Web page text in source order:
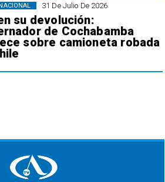
31 De Julio De 2026
su devolución:
de Cochabamba
sobre camioneta robada